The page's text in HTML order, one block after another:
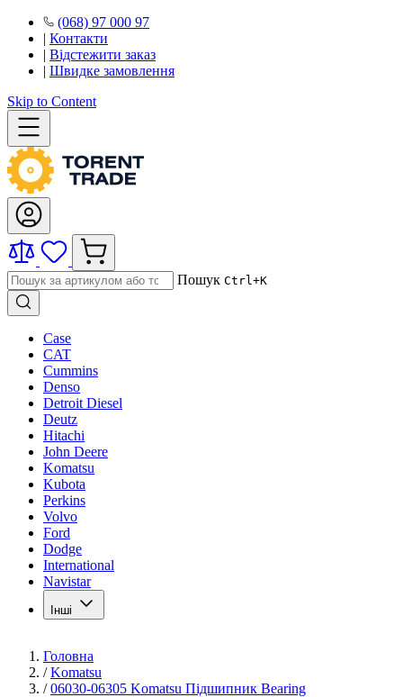
(068) 97 000 97
| Контакти
| Відстежити заказ
| Швидке замовлення
Skip to Content
Пошук Ctrl+K
Case
CAT
Cummins
Denso
Detroit Diesel
Deutz
Hitachi
John Deere
Komatsu
Kubota
Perkins
Volvo
Ford
Dodge
International
Navistar
Інші
Головна
/ Komatsu
/ 06030-06305 Komatsu Підшипник Bearing